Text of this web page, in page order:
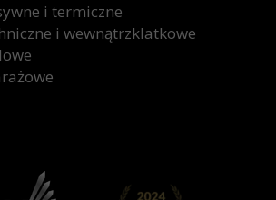
i termiczne
i wewnątrzklatkowe